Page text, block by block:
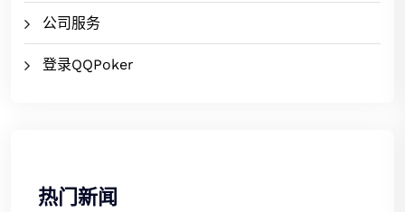
公司服务
登录QQPoker
热门新闻